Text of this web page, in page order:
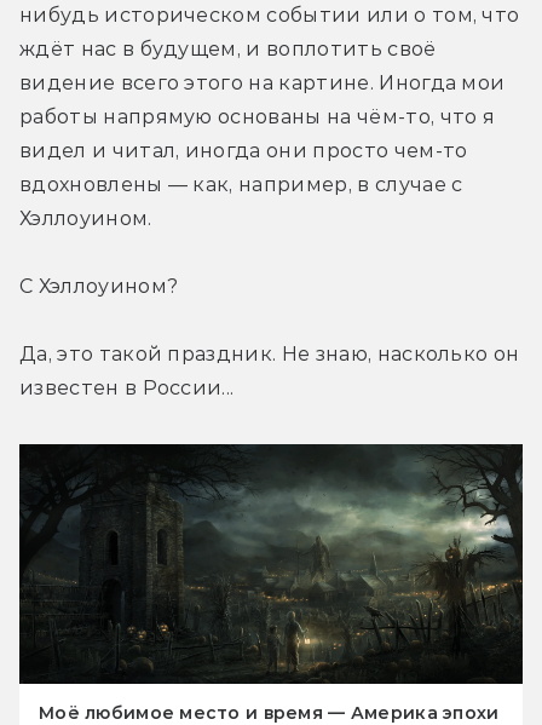
нибудь историческом событии или о том, что
ждёт нас в будущем, и воплотить своё
видение всего этого на картине. Иногда мои
работы напрямую основаны на чём-то, что я
видел и читал, иногда они просто чем-то
вдохновлены — как, например, в случае с
Хэллоуином.
С Хэллоуином?
Да, это такой праздник. Не знаю, насколько он
известен в России...
Моё любимое место и время — Америка эпохи